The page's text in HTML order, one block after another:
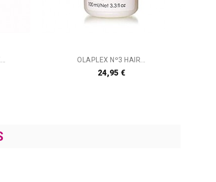
OLAPLEX Nº3 HAIR...
24,95 €